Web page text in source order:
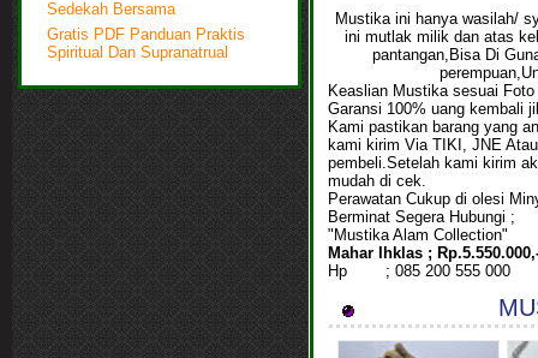
Sedekah Bersama
Gratis PDF Panduan Praktis
Spiritual Dan Supranatrual
Mustika ini hanya wasilah/
ini mutlak milik dan atas
pantangan,Bisa Di
Keaslian Mustika
Garansi 100% uang kembali
Kami pastikan barang yang
kami kirim Via TIKI, JNE
pembeli.Setelah kami kirim
mudah di cek.
Perawatan Cukup di olesi
Berminat Segera Hubungi ;
"Mustika Alam Collection"
Mahar Ihklas ;
Hp ; 085 200 555 000